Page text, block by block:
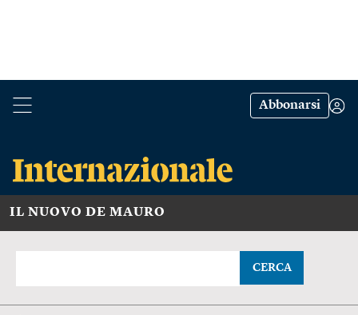
Abbonarsi
IL NUOVO DE MAURO
CERCA